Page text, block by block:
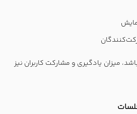
میزان یادگیری و مشارکت کاربران نیز